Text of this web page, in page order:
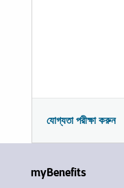
যোগ্যতা পরীক্ষা করুন
myBenefits